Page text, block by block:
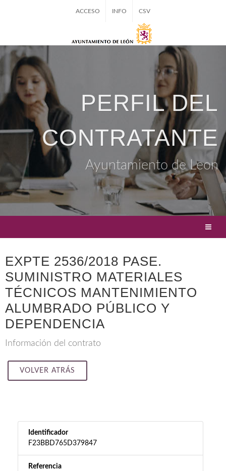
ACCESO INFO CSV
PERFIL DEL
CONTRATANTE
Ayuntamiento de Leon
EXPTE 2536/2018 PASE.
SUMINISTRO MATERIALES
TÉCNICOS MANTENIMIENTO
ALUMBRADO PÚBLICO Y
DEPENDENCIA
Información del contrato
VOLVER ATRÁS
Identificador
F23BBD765D379847
Referencia